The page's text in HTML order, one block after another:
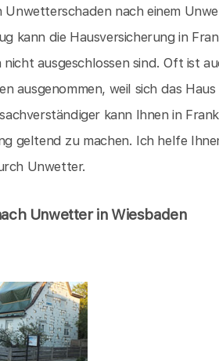
Unwetterschaden nach einem
kann die Hausversicherung in
ausgeschlossen sind. Oft ist
ausgenommen, weil sich das
kann Ihnen in
geltend zu machen. Ich helfe
Unwetter.
Unwetter in Wiesbaden